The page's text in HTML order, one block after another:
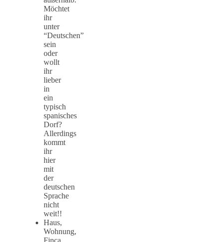
Möchtet
ihr
unter
“Deutschen”
sein
oder
wollt
ihr
lieber
in
ein
typisch
spanisches
Dorf?
Allerdings
kommt
ihr
hier
mit
der
deutschen
Sprache
nicht
weit!!
Haus,
Wohnung,